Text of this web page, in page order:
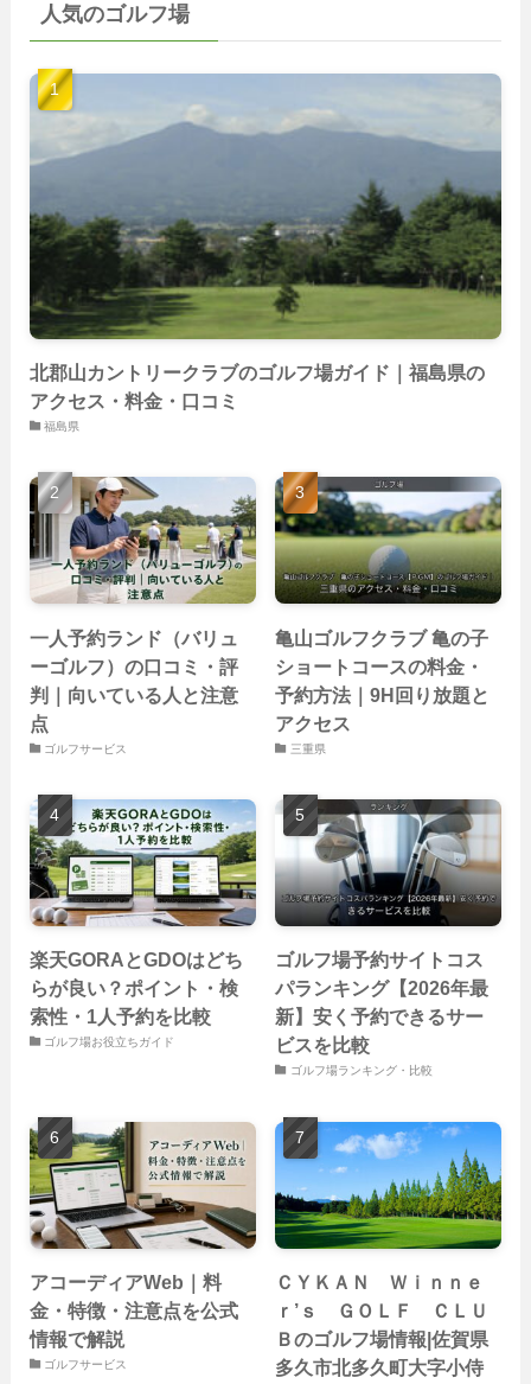
(103)
(40)
(22)
(40)
(14)
(22)
(23)
(22)
(26)
人気のゴルフ場
北郡山カントリークラブのゴルフ場ガイド｜福島県の
アクセス・料金・口コミ
福島県
一人予約ランド（バリュ
ーゴルフ）の口コミ・評
判｜向いている人と注意
点
ゴルフサービス
亀山ゴルフクラブ 亀の子
ショートコースの料金・
予約方法｜9H回り放題と
アクセス
三重県
楽天GORAとGDOはどち
らが良い？ポイント・検
索性・1人予約を比較
ゴルフ場お役立ちガイド
ゴルフ場予約サイトコス
パランキング【2026年最
新】安く予約できるサー
ビスを比較
ゴルフ場ランキング・比較
アコーディアWeb｜料
金・特徴・注意点を公式
情報で解説
ゴルフサービス
ＣＹＫＡＮ Ｗｉｎｎｅ
ｒ’ｓ ＧＯＬＦ ＣＬＵ
Ｂのゴルフ場情報|佐賀県
多久市北多久町大字小侍